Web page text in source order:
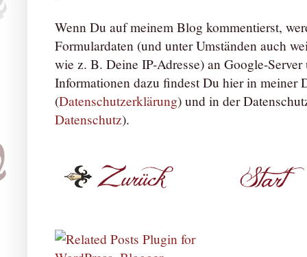
Wenn Du auf meinem Blog kommentierst,
Formulardaten (und unter Umständen auch
wie z. B. Deine IP-Adresse) an Google-
Informationen dazu findest Du hier in meiner
(Datenschutzerklärung) und in der
Datenschutz).